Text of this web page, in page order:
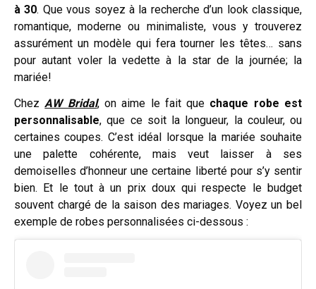
à 30. Que vous soyez à la recherche d’un look classique,
romantique, moderne ou minimaliste, vous y trouverez
assurément un modèle qui fera tourner les têtes… sans
pour autant voler la vedette à la star de la journée; la
mariée!
Chez AW Bridal, on aime le fait que chaque robe est
personnalisable, que ce soit la longueur, la couleur, ou
certaines coupes. C’est idéal lorsque la mariée souhaite
une palette cohérente, mais veut laisser à ses
demoiselles d’honneur une certaine liberté pour s’y sentir
bien. Et le tout à un prix doux qui respecte le budget
souvent chargé de la saison des mariages. Voyez un bel
exemple de robes personnalisées ci-dessous :